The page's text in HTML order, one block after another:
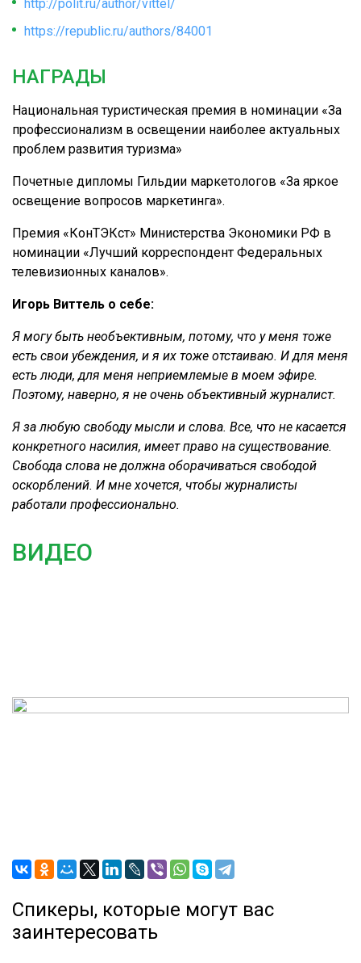
http://polit.ru/author/vittel/
https://republic.ru/authors/84001
НАГРАДЫ
Национальная туристическая премия в номинации «За
профессионализм в освещении наиболее актуальных
проблем развития туризма»
Почетные дипломы Гильдии маркетологов «За яркое
освещение вопросов маркетинга».
Премия «КонТЭКст» Министерства Экономики РФ в
номинации «Лучший корреспондент Федеральных
телевизионных каналов».
Игорь Виттель о себе:
Я могу быть необъективным, потому, что у меня тоже
есть свои убеждения, и я их тоже отстаиваю. И для меня
есть люди, для меня неприемлемые в моем эфире.
Поэтому, наверно, я не очень объективный журналист.
Я за любую свободу мысли и слова. Все, что не касается
конкретного насилия, имеет право на существование.
Свобода слова не должна оборачиваться свободой
оскорблений. И мне хочется, чтобы журналисты
работали профессионально.
ВИДЕО
Спикеры, которые могут вас
заинтересовать